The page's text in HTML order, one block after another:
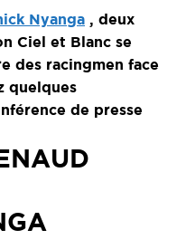
Nyanga , deux
Ciel et Blanc se
des racingmen face
quelques
de presse